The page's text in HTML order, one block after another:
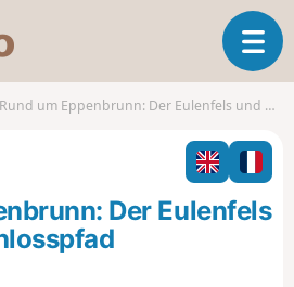
s
o
o
T
o
g
l
n
a
Rund um Eppenbrunn: Der Eulenfels und der Altschlosspfad
Der Eulenfels